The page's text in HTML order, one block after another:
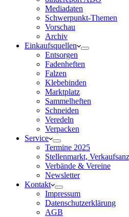
Mediadaten
Schwerpunkt-Themen
Vorschau
Archiv
Einkaufsquellen
Entsorgen
Fadenheften
Falzen
Klebebinden
Marktplatz
Sammelheften
Schneiden
Veredeln
Verpacken
Service
Termine 2025
Stellenmarkt,
Verbände & Vereine
Newsletter
Kontakt
Impressum
Datenschutzerklärung
AGB